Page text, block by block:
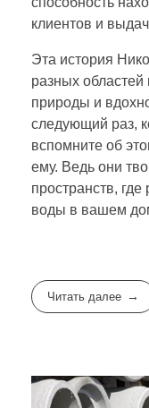
клиентов и
Эта история
разных областей
природы и
следующий раз,
вспомните об
ему. Ведь они
пространств,
воды в вашем
Читать далее